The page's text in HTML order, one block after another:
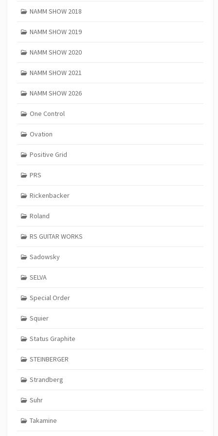
NAMM SHOW 2018
NAMM SHOW 2019
NAMM SHOW 2020
NAMM SHOW 2021
NAMM SHOW 2026
One Control
Ovation
Positive Grid
PRS
Rickenbacker
Roland
RS GUITAR WORKS
Sadowsky
SELVA
Special Order
Squier
Status Graphite
STEINBERGER
Strandberg
Suhr
Takamine